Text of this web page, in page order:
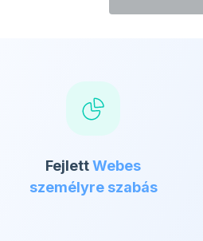
FejlettWebes
személyre szabás